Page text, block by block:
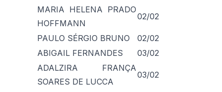
MARIA HELENA PRADO
HOFFMANN
02/02
PAULO SÉRGIO BRUNO
02/02
ABIGAIL FERNANDES
03/02
ADALZIRA FRANÇA
SOARES DE LUCCA
03/02